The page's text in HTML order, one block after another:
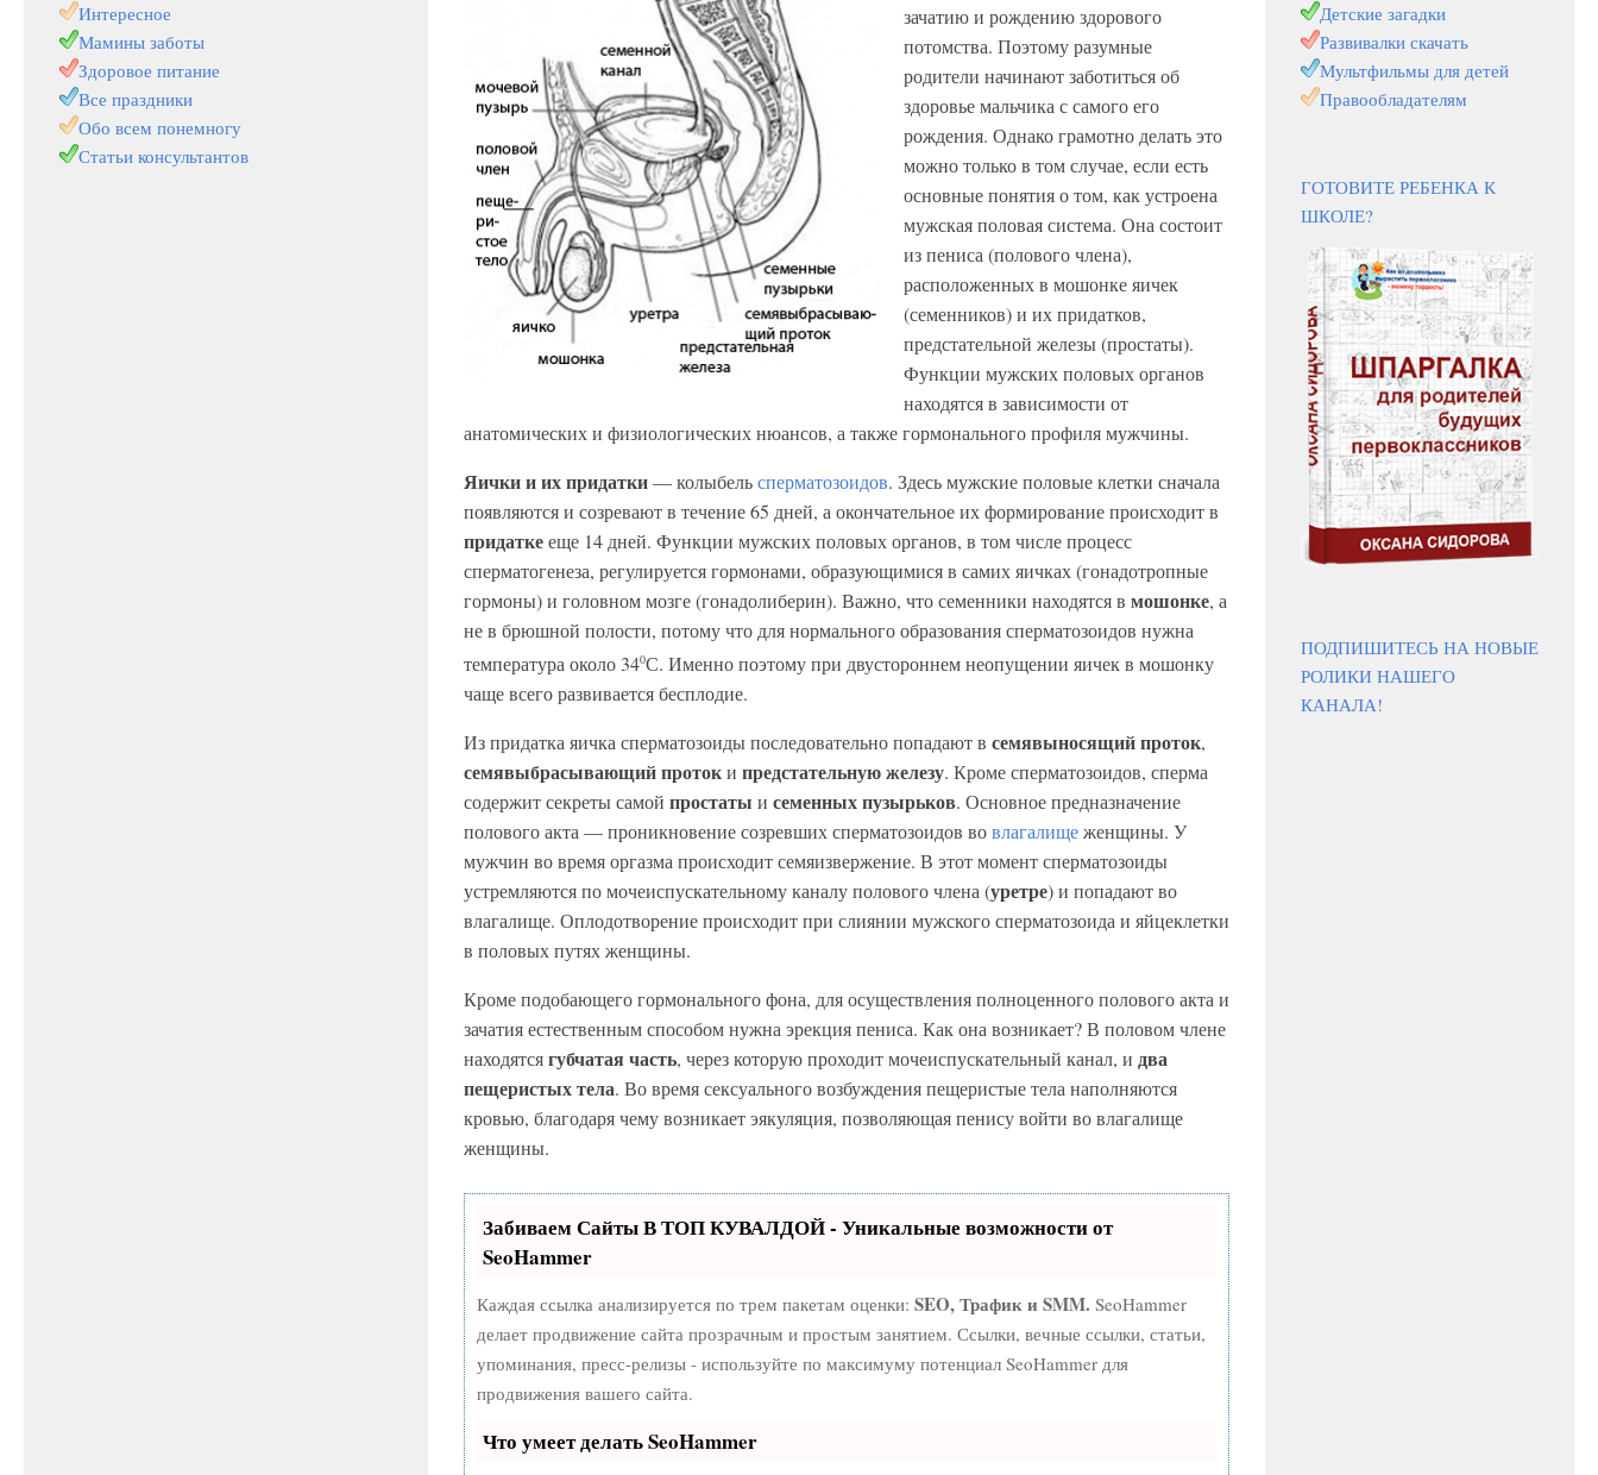
зачатию и рождению здорового
потомства. Поэтому разумные
родители начинают заботиться об
здоровье мальчика с самого его
рождения. Однако грамотно делать это
можно только в том случае, если есть
основные понятия о том, как устроена
мужская половая система. Она состоит
из пениса (полового члена),
расположенных в мошонке яичек
(семенников) и их придатков,
предстательной железы (простаты).
Функции мужских половых органов
находятся в зависимости от
анатомических и физиологических нюансов, а также гормонального профиля мужчины.
Яички и их придатки— колыбельсперматозоидов. Здесь мужские половые клетки сначала
появляются и созревают в течение 65 дней, а окончательное их формирование происходит в
придаткееще 14 дней. Функции мужских половых органов, в том числе процесс
сперматогенеза, регулируется гормонами, образующимися в самих яичках (гонадотропные
гормоны) и головном мозге (гонадолиберин). Важно, что семенники находятся в мошонке, а
не в брюшной полости, потому что для нормального образования сперматозоидов нужна
температура около 340С. Именно поэтому при двустороннем неопущении яичек в мошонку
чаще всего развивается бесплодие.
Из придатка яичка сперматозоиды последовательно попадают в семявыносящий проток,
семявыбрасывающий протоки предстательную железу. Кроме сперматозоидов, сперма
содержит секреты самой простаты и семенных пузырьков. Основное предназначение
полового акта — проникновение созревших сперматозоидов вовлагалищеженщины. У
мужчин во время оргазма происходит семяизвержение. В этот момент сперматозоиды
устремляются по мочеиспускательному каналу полового члена (уретре) и попадают во
влагалище. Оплодотворение происходит при слиянии мужского сперматозоида и яйцеклетки
в половых путях женщины.
Кроме подобающего гормонального фона, для осуществления полноценного полового акта и
зачатия естественным способом нужна эрекция пениса. Как она возникает? В половом члене
находятсягубчатая часть, через которую проходит мочеиспускательный канал, и два
пещеристых тела. Во время сексуального возбуждения пещеристые тела наполняются
кровью, благодаря чему возникает эякуляция, позволяющая пенису войти во влагалище
женщины.
Забиваем Сайты В ТОП КУВАЛДОЙ - Уникальные возможности от
SeoHammer
Каждая ссылка анализируется по трем пакетам оценки: SEO, Трафик и SMM. SeoHammer
делает продвижение сайта прозрачным и простым занятием. Ссылки, вечные ссылки, статьи,
упоминания, пресс-релизы - используйте по максимуму потенциал SeoHammer для
продвижения вашего сайта.
Что умеет делать SeoHammer
Интересное
Мамины заботы
Здоровое питание
Все праздники
Обо всем понемногу
Статьи консультантов
Детские загадки
Развивалки скачать
Мультфильмы для детей
Правообладателям
ГОТОВИТЕ РЕБЕНКА К
ШКОЛЕ?
ПОДПИШИТЕСЬ НА НОВЫЕ
РОЛИКИ НАШЕГО
КАНАЛА!